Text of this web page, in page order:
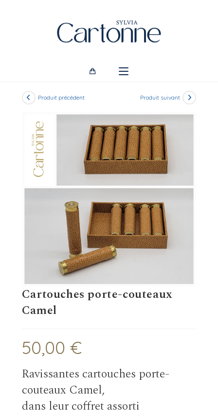
Produit précédent Produit suivant
Cartouches porte-couteaux
Camel
50,00 €
Ravissantes cartouches porte-
couteaux Camel,
dans leur coffret assorti